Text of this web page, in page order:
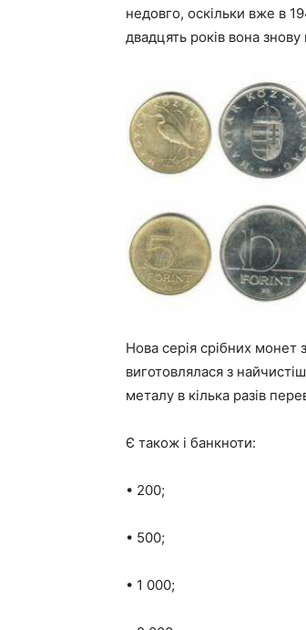
недовго, оскільки вже в
двадцять років вона знову
Нова серія срібних монет
виготовлялася з
металу в кілька разів
Є також і банкноти:
• 200;
• 500;
• 1 000;